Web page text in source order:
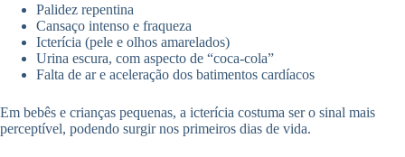
Palidez repentina
Cansaço intenso e fraqueza
Icterícia (pele e olhos amarelados)
Urina escura, com aspecto de “coca-cola”
Falta de ar e aceleração dos batimentos cardíacos
Em bebês e crianças pequenas, a icterícia costuma ser o sinal mais
perceptível, podendo surgir nos primeiros dias de vida.